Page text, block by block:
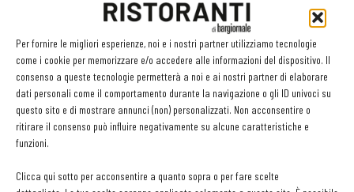
Per fornire le migliori esperienze, noi e i nostri partner utilizziamo tecnologie
come i cookie per memorizzare e/o accedere alle informazioni del dispositivo. Il
consenso a queste tecnologie permetterà a noi e ai nostri partner di elaborare
dati personali come il comportamento durante la navigazione o gli ID univoci su
questo sito e di mostrare annunci (non) personalizzati. Non acconsentire o
ritirare il consenso può influire negativamente su alcune caratteristiche e
funzioni.
Clicca qui sotto per acconsentire a quanto sopra o per fare scelte
cena quando viene servito un menu completo e comprensivo della
carne, mentre a pranzo, tra un tuffo e l’altro, si può contare su 10
piatti tra primi, insalate e secondi di solo pesce.
Tra interno e terrazza, i coperti al momento sono cinquanta. Dopo
l’emergenza sanitaria diventeranno ottanta.
Foto in hp di Antonella Cecchetti